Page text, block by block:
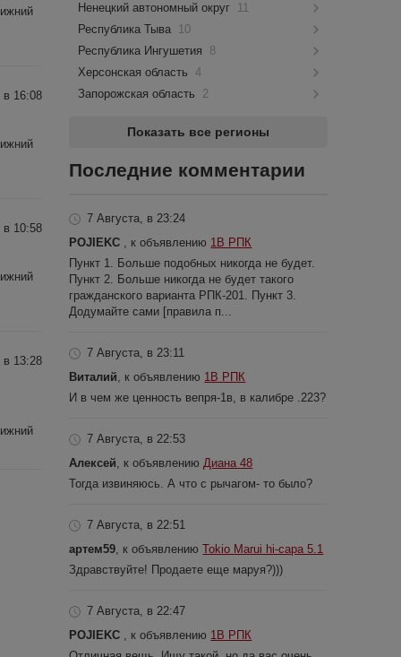
16:08
10:58
в 13:28
Ненецкий автономный округ 11
Республика Тыва 10
Республика Ингушетия
8
Херсонская область
4
Запорожская область
2
Показать все регионы
Последние комментарии
7 Августа, в 23:24
POJIEKC
, к объявлению 1В РПК
Пункт 1. Больше подобных никогда не будет.
Пункт 2. Больше никогда не будет такого
гражданского варианта РПК-201. Пункт 3.
Додумайте сами [правила п...
7 Августа, в 23:11
Виталий , к объявлению 1В РПК
И в чем же ценность вепря-1в, в калибре .223?
7 Августа, в 22:53
Алексей , к объявлению Диана 48
Тогда извиняюсь. А что с рычагом- то было?
7 Августа, в 22:51
артем59 , к объявлениюTokio Marui hi-capa 5.1
Здравствуйте! Продаете еще маруя?)))
7 Августа, в 22:47
POJIEKC
, к объявлению 1В РПК